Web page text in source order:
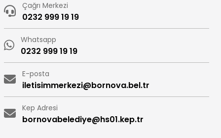
Çağrı Merkezi
0232 999 19 19
Whatsapp
0232 999 19 19
E-posta
iletisimmerkezi@bornova.bel.tr
Kep Adresi
bornovabelediye@hs01.kep.tr